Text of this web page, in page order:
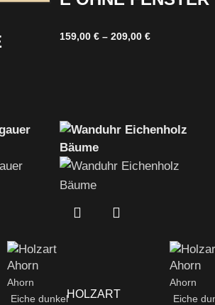
159,00 € – 209,00 €
Ahorn
Eiche dunkelHOLZART
Ahorn
Eiche